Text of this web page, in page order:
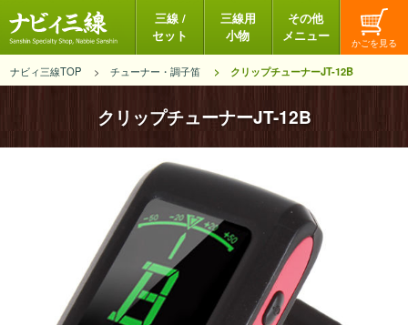
三線 /
セット
三線用
小物
その他
メニュー
ナビィ三線TOP チューナー・調子笛 クリップチューナーJT-12B
クリップチューナーJT-12B